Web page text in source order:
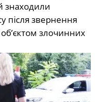
знаходили
після звернення
злочинних